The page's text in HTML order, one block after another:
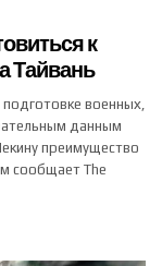
к
Тайвань
военных,
данным
преимущество
сообщает The